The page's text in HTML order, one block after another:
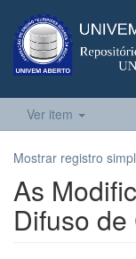
Ver item
Mostrar registro
As
Difuso